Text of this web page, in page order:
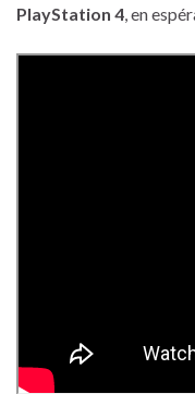
PlayStation 4, en